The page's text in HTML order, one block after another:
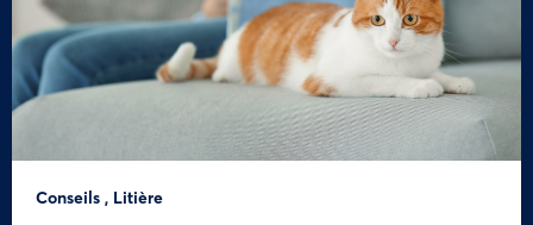
Conseils , Litière